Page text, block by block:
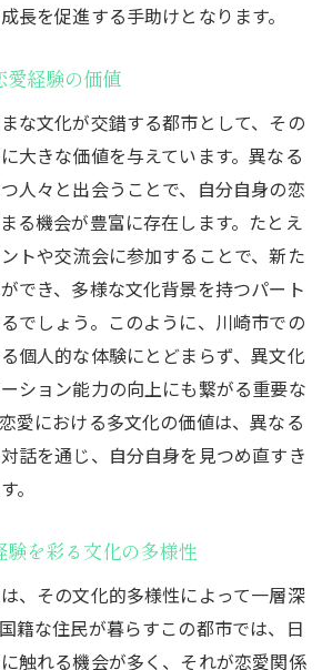
長を促進する手助けとなります。
愛経験の価値
な文化が交錯する都市として、その
大きな価値を与えています。異なる
人々と出会うことで、自分自身の恋
る機会が豊富に存在します。たとえ
トや交流会に参加することで、新た
でき、多様な文化背景を持つパート
でしょう。このように、川崎市での
個人的な体験にとどまらず、異文化
ション能力の向上にも繋がる重要な
愛における多文化の価値は、異なる
話を通じ、自分自身を見つめ直すき
。
験を彩る文化の多様性
、その文化的多様性によって一層深
籍な住民が暮らすこの都市では、日
触れる機会が多く、それが恋愛関係